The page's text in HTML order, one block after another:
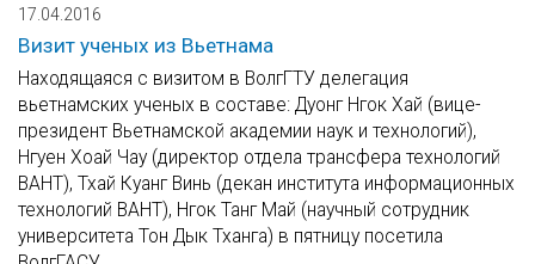
17.04.2016
Визит ученых из Вьетнама
Находящаяся с визитом в ВолгГТУ делегация
вьетнамских ученых в составе: Дуонг Нгок Хай (вице-
президент Вьетнамской академии наук и технологий),
Нгуен Хоай Чау (директор отдела трансфера технологий
ВАНТ), Тхай Куанг Винь (декан института информационных
технологий ВАНТ), Нгок Танг Май (научный сотрудник
университета Тон Дык Тханга) в пятницу посетила